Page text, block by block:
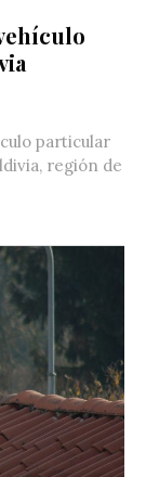
particular
región de